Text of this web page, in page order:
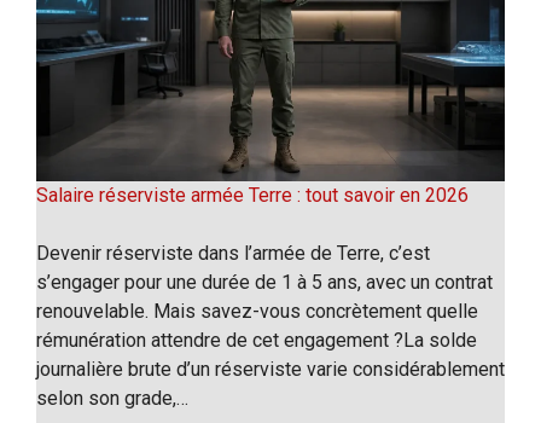
Salaire réserviste armée Terre : tout savoir en 2026
Devenir réserviste dans l’armée de Terre, c’est
s’engager pour une durée de 1 à 5 ans, avec un contrat
renouvelable. Mais savez-vous concrètement quelle
rémunération attendre de cet engagement ?La solde
journalière brute d’un réserviste varie considérablement
selon son grade,…